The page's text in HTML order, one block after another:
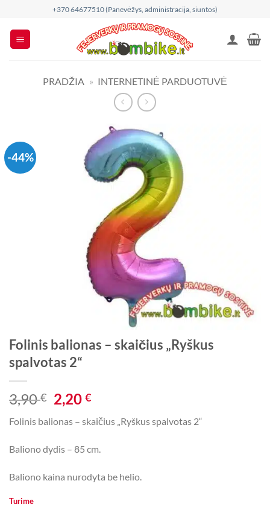
content
+370 64677510 (Panevėžys, administracija, siuntos)
PRADŽIA » INTERNETINĖ PARDUOTUVĖ
-44%
Folinis balionas – skaičius „Ryškus
spalvotas 2“
3,90€ Original
price
was:
3,90 €.
2,20€Current
price
is:
Folinis balionas – skaičius „Ryškus spalvotas 2“
Baliono dydis – 85 cm.
Baliono kaina nurodyta be helio.
Turime